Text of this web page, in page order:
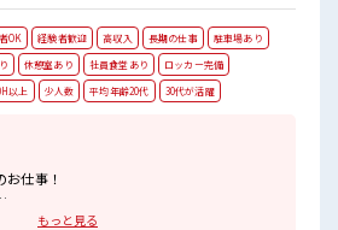
OK 経験者歓迎 高収入 長期の仕事
駐車場あり
休憩室あり 社員食堂あり
ロッカー完備
以上
少人数 平均年齢20代 30代が活躍
お仕事！
ップします。
もっと見る